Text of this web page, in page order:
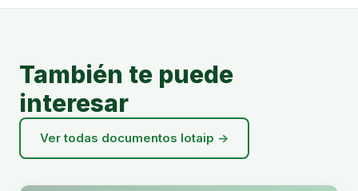
También te puede
interesar
Ver todas documentos lotaip →